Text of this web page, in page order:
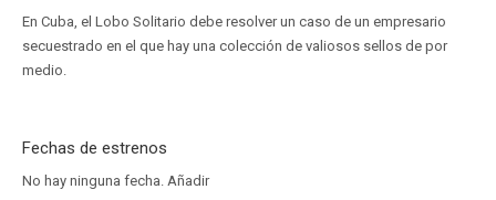
En Cuba, el Lobo Solitario debe resolver un caso de un empresario
secuestrado en el que hay una colección de valiosos sellos de por
medio.
Fechas de estrenos
No hay ninguna fecha. Añadir